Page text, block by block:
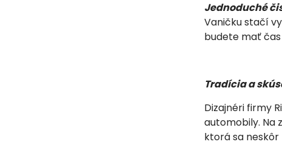
Jednoduché
Vaničku stačí
budete mať
Tradícia a
Dizajnéri firmy
automobily. Na
ktorá sa neskôr